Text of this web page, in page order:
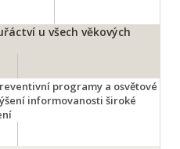
u všech věkových
programy a osvětové
informovanosti široké